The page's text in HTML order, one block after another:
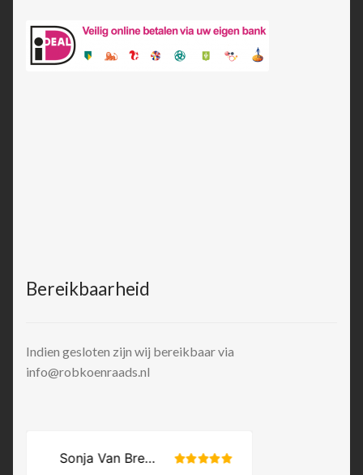
Bereikbaarheid
Indien gesloten zijn wij bereikbaar via
info@robkoenraads.nl